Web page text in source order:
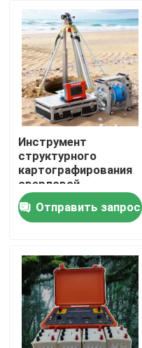
Продукция
О Компании
Инструмент
структурного
картографирования
сверловой
скважины
Отправить запрос